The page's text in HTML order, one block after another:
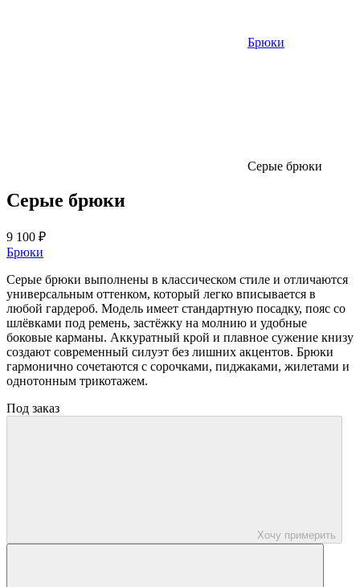
Брюки
Серые брюки
Серые брюки
9 100 ₽
Брюки
Серые брюки выполнены в классическом стиле и отличаются
универсальным оттенком, который легко вписывается в
любой гардероб. Модель имеет стандартную посадку, пояс со
шлёвками под ремень, застёжку на молнию и удобные
боковые карманы. Аккуратный крой и плавное сужение книзу
создают современный силуэт без лишних акцентов. Брюки
гармонично сочетаются с сорочками, пиджаками, жилетами и
однотонным трикотажем.
Под заказ
Хочу примерить